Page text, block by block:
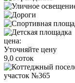
цена:
Уточняйте цену
9,0 соток
участок №365